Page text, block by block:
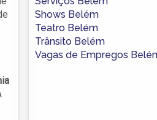
Shows Belém
Teatro Belém
Trânsito Belém
Vagas de Empregos